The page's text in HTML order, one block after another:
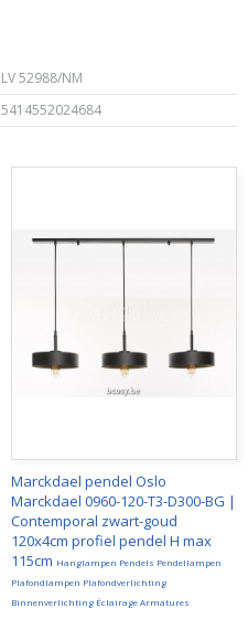
LV 52988/NM
5414552024684
Marckdael pendel Oslo
Marckdael 0960-120-T3-D300-BG |
Contemporal zwart-goud
120x4cm profiel pendel H max
115cm Hanglampen Pendels Pendellampen
Plafondlampen Plafondverlichting
Binnenverlichting Éclairage Armatures